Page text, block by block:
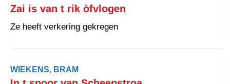
Zai is van t rik òfvlogen
Ze heeft verkering gekregen
WIEKENS, BRAM